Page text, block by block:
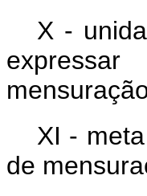
X -
XI -
de